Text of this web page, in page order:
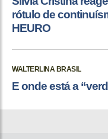
rótulo de
HEURO
WALTERLINA BRASIL
E onde está a